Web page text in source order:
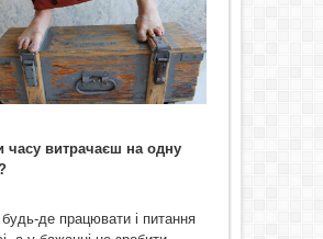
часу витрачаєш на одну
де працювати і питання